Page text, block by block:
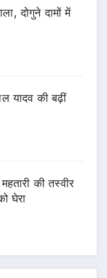
दोगुने दामों में
यादव की बढ़ीं
की तस्वीर
घेरा